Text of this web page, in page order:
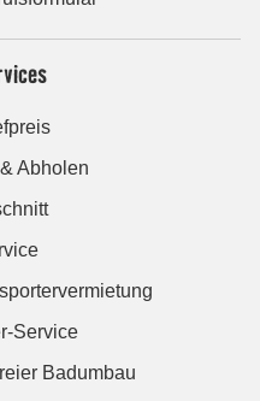
Abholen
Service
Badumbau